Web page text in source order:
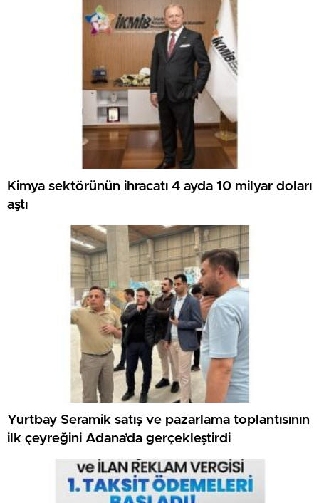
Kimya sektörünün ihracatı 4 ayda 10 milyar doları
aştı
Yurtbay Seramik satış ve pazarlama toplantısının
ilk çeyreğini Adana’da gerçekleştirdi